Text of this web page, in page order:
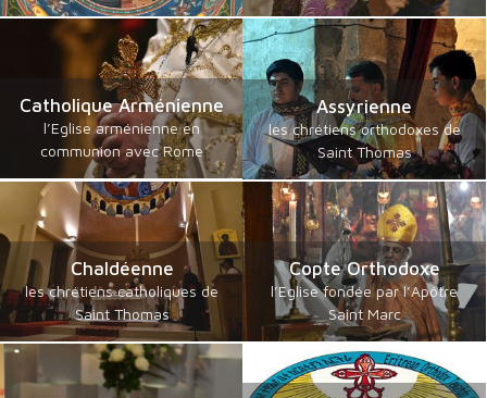
Catholique Arménienne
l’Eglise arménienne en
communion avec Rome
Assyrienne
les chrétiens orthodoxes de
Saint Thomas
Chaldéenne
les chrétiens catholiques de
Saint Thomas
Copte Orthodoxe
l’Eglise fondée par l’Apôtre
Saint Marc